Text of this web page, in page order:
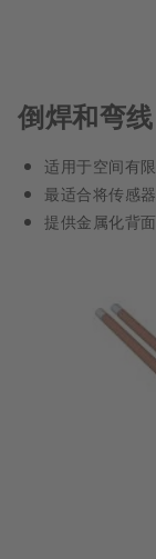
倒焊和弯
适用于空间有
最适合将传感
提供金属化背